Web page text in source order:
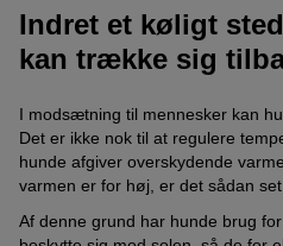
Indret et køligt
kan trække sig
I modsætning til mennesker kan
Det er ikke nok til at regulere
hunde afgiver overskydende
varmen er for høj, er det sådan set
Af denne grund har hunde brug